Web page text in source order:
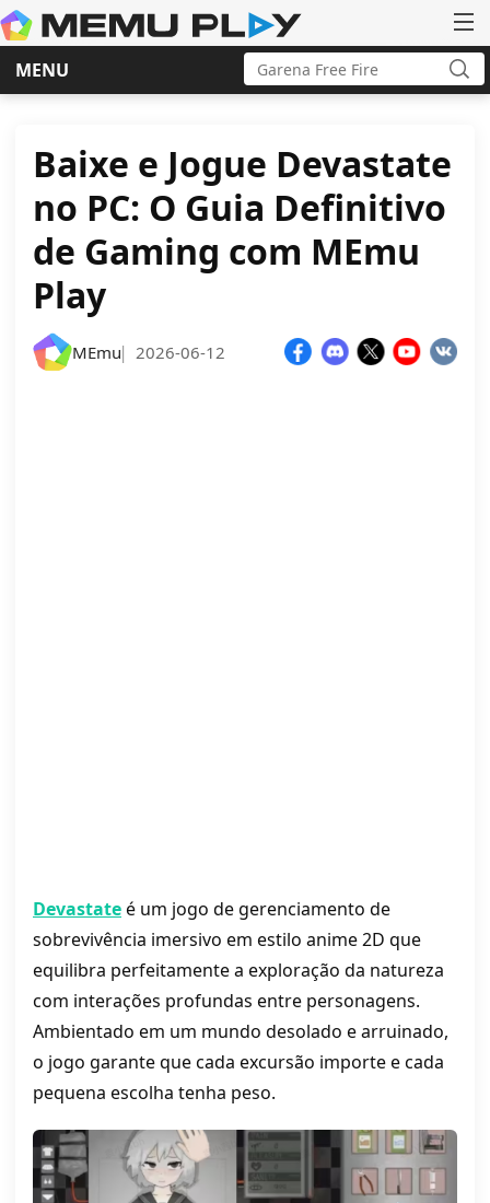
MENU
Skip
Search
for:
Baixe e Jogue Devastate
no PC: O Guia Definitivo
de Gaming com MEmu
Play
MEmu| 2026-06-12
Devastateé um jogo de gerenciamento de
sobrevivência imersivo em estilo anime 2D que
equilibra perfeitamente a exploração da natureza
com interações profundas entre personagens.
Ambientado em um mundo desolado e arruinado,
o jogo garante que cada excursão importe e cada
pequena escolha tenha peso.